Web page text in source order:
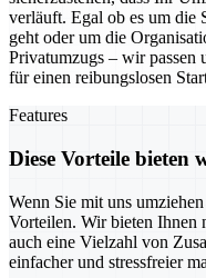
verläuft. Egal ob es um die
geht oder um die
Privatumzugs – wir passen
für einen reibungslosen
Features
Diese Vorteile bieten
Wenn Sie mit uns
Vorteilen. Wir bieten Ihnen
auch eine Vielzahl von
einfacher und stressfreier